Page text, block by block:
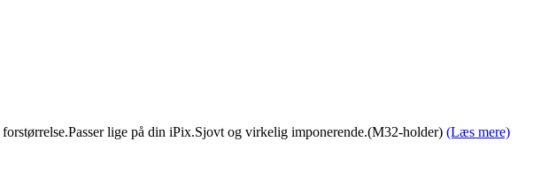
lige på din iPix.Sjovt og virkelig imponerende.(M32-holder) (Læs mere)